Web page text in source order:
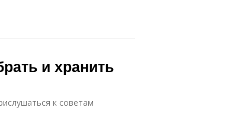
и хранить
к советам